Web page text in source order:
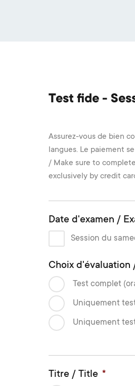
Test fide -
Assurez-vous de bien
langues. Le paiement
/ Make sure to
exclusively by credit
Date d'examen /
Session du
Choix d'évaluation
Test complet
Uniquement
Uniquement
Titre / Title *